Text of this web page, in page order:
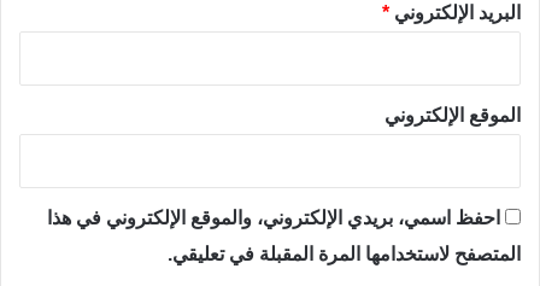
البريد الإلكتروني *
الموقع الإلكتروني
احفظ اسمي، بريدي الإلكتروني، والموقع الإلكتروني في هذا
المتصفح لاستخدامها المرة المقبلة في تعليقي.